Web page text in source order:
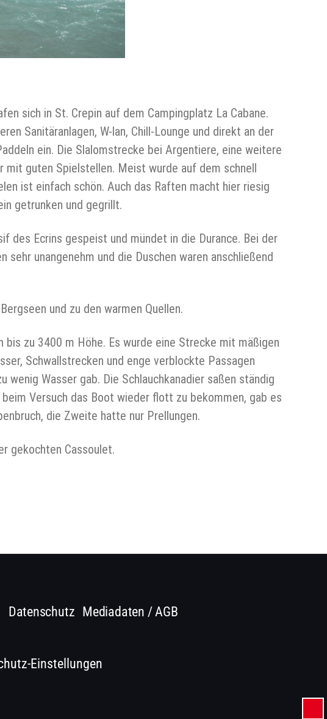
sich in St. Crepin auf dem Campingplatz La Cabane.
Sanitäranlagen, W-lan, Chill-Lounge und direkt an der
ein. Die Slalomstrecke bei Argentiere, eine weitere
mit guten Spielstellen. Meist wurde auf dem schnell
ist einfach schön. Auch das Raften macht hier riesig
getrunken und gegrillt.
des Ecrins gespeist und mündet in die Durance. Bei der
unangenehm und die Duschen waren anschließend
und zu den warmen Quellen.
zu 3400 m Höhe. Es wurde eine Strecke mit mäßigen
Schwallstrecken und enge verblockte Passagen
Wasser gab. Die Schlauchkanadier saßen ständig
Versuch das Boot wieder flott zu bekommen, gab es
die Zweite hatte nur Prellungen.
gekochten Cassoulet.
Datenschutz Mediadaten / AGB
Einstellungen